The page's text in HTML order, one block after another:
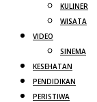
KULINER
WISATA
VIDEO
SINEMA
KESEHATAN
PENDIDIKAN
PERISTIWA